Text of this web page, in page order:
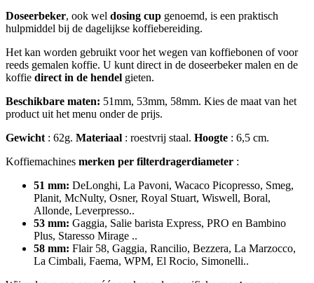
Doseerbeker, ook wel dosing cup genoemd, is een praktisch
hulpmiddel bij de dagelijkse koffiebereiding.
Het kan worden gebruikt voor het wegen van koffiebonen of voor
reeds gemalen koffie. U kunt direct in de doseerbeker malen en de
koffie direct in de hendel gieten.
Beschikbare maten: 51mm, 53mm, 58mm. Kies de maat van het
product uit het menu onder de prijs.
Gewicht : 62g. Materiaal : roestvrij staal. Hoogte : 6,5 cm.
Koffiemachines merken per filterdragerdiameter :
51 mm: DeLonghi, La Pavoni, Wacaco Picopresso, Smeg,
Planit, McNulty, Osner, Royal Stuart, Wiswell, Boral,
Allonde, Leverpresso..
53 mm: Gaggia, Salie barista Express, PRO en Bambino
Plus, Staresso Mirage ..
58 mm: Flair 58, Gaggia, Rancilio, Bezzera, La Marzocco,
La Cimbali, Faema, WPM, El Rocio, Simonelli..